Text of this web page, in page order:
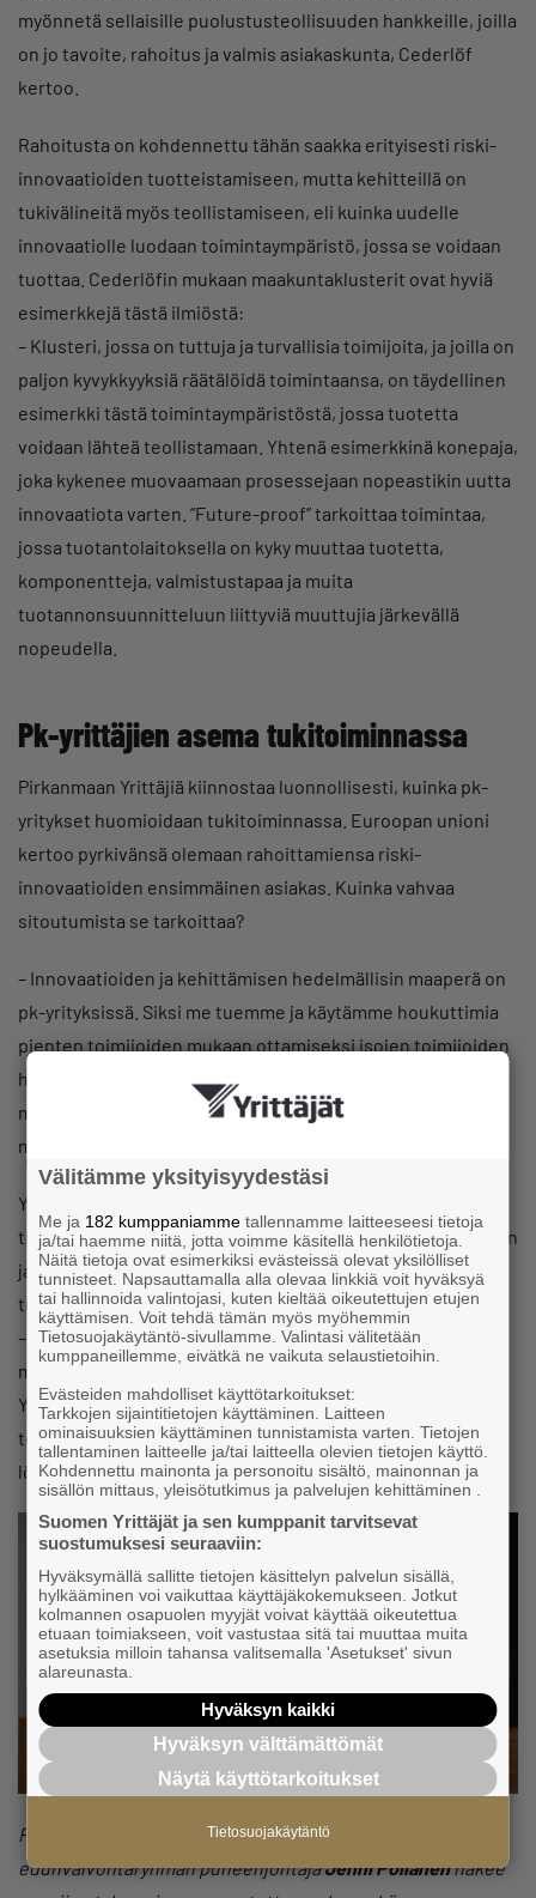
myönnetä sellaisille puolustusteollisuuden hankkeille, joilla
on jo tavoite, rahoitus ja valmis asiakaskunta, Cederlöf
kertoo.
Rahoitusta on kohdennettu tähän saakka erityisesti riski-
innovaatioiden tuotteistamiseen, mutta kehitteillä on
tukivälineitä myös teollistamiseen, eli kuinka uudelle
innovaatiolle luodaan toimintaympäristö, jossa se voidaan
tuottaa. Cederlöfin mukaan maakuntaklusterit ovat hyviä
esimerkkejä tästä ilmiöstä:
– Klusteri, jossa on tuttuja ja turvallisia toimijoita, ja joilla on
paljon kyvykkyyksiä räätälöidä toimintaansa, on täydellinen
esimerkki tästä toimintaympäristöstä, jossa tuotetta
voidaan lähteä teollistamaan. Yhtenä esimerkkinä konepaja,
joka kykenee muovaamaan prosessejaan nopeastikin uutta
innovaatiota varten. ”Future-proof” tarkoittaa toimintaa,
jossa tuotantolaitoksella on kyky muuttaa tuotetta,
komponentteja, valmistustapaa ja muita
tuotannonsuunnitteluun liittyviä muuttujia järkevällä
nopeudella.
Pk-yrittäjien asema tukitoiminnassa
Pirkanmaan Yrittäjiä kiinnostaa luonnollisesti, kuinka pk-
yritykset huomioidaan tukitoiminnassa. Euroopan unioni
kertoo pyrkivänsä olemaan rahoittamiensa riski-
innovaatioiden ensimmäinen asiakas. Kuinka vahvaa
sitoutumista se tarkoittaa?
– Innovaatioiden ja kehittämisen hedelmällisin maaperä on
pk-yrityksissä. Siksi me tuemme ja käytämme houkuttimia
pienten toimijoiden mukaan ottamiseksi isojen toimijoiden
hankkeisiin. Kansallisissa klustereissa ei ole mitään vikaa,
mutta monikansallinen yhteistyö tukee monikansallista
menestystä, Cederlöf kommentoi.
Yhteishankintojen osalta Cederlöf tuo esiin, että vaikka
tilausten hajauttaminen onkin tärkeää, ei pitkän resilienssin
ja varautumiskyvyn vuoksi jättitoimijoistakaan voida
tulevaisuudessa luopua:
– Samaan aikaan Suomessa kyseenalaistetaan se, miksi
meillä on niin monta eri taistelupanssarivaunua, kun
Yhdysvalloissa on vain yksi. Yhdysvalloissa taas
toivottaisiin, että toimintaa olisi hajautettu. Eli balanssi on
löydettävä, Cederlöf punnitsee.
Pirkanmaan Yrittäjien toimitusjohtaja ja Pirkanmaan
edunvalvontaryhmän puheenjohtajaJenni Pöllänennäkee
Välitämme yksityisyydestäsi
Me ja 182 kumppaniamme tallennamme laitteeseesi tietoja
ja/tai haemme niitä, jotta voimme käsitellä henkilötietoja.
Näitä tietoja ovat esimerkiksi evästeissä olevat yksilölliset
tunnisteet. Napsauttamalla alla olevaa linkkiä voit hyväksyä
tai hallinnoida valintojasi, kuten kieltää oikeutettujen etujen
käyttämisen. Voit tehdä tämän myös myöhemmin
Tietosuojakäytäntö-sivullamme. Valintasi välitetään
kumppaneillemme, eivätkä ne vaikuta selaustietoihin.
Evästeiden mahdolliset käyttötarkoitukset:
Tarkkojen sijaintitietojen käyttäminen. Laitteen
ominaisuuksien käyttäminen tunnistamista varten. Tietojen
tallentaminen laitteelle ja/tai laitteella olevien tietojen käyttö.
Kohdennettu mainonta ja personoitu sisältö, mainonnan ja
sisällön mittaus, yleisötutkimus ja palvelujen kehittäminen .
Suomen Yrittäjät ja sen kumppanit tarvitsevat
suostumuksesi seuraaviin:
Hyväksymällä sallitte tietojen käsittelyn palvelun sisällä,
hylkääminen voi vaikuttaa käyttäjäkokemukseen. Jotkut
kolmannen osapuolen myyjät voivat käyttää oikeutettua
etuaan toimiakseen, voit vastustaa sitä tai muuttaa muita
asetuksia milloin tahansa valitsemalla 'Asetukset' sivun
alareunasta.
Hyväksyn kaikki
Hyväksyn välttämättömät
Näytä käyttötarkoitukset
Tietosuojakäytäntö